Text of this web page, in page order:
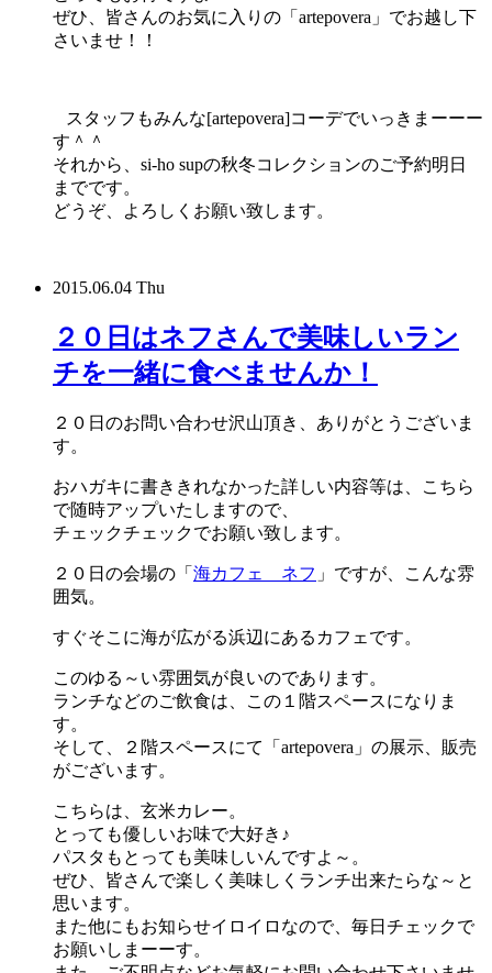
ぜひ、皆さんのお気に入りの「artepovera」でお越し下
さいませ！！
スタッフもみんな[artepovera]コーデでいっきまーーー
す＾＾
それから、si-ho supの秋冬コレクションのご予約明日
までです。
どうぞ、よろしくお願い致します。
2015.06.04 Thu
２０日はネフさんで美味しいラン
チを一緒に食べませんか！
２０日のお問い合わせ沢山頂き、ありがとうございま
す。
おハガキに書ききれなかった詳しい内容等は、こちら
で随時アップいたしますので、
チェックチェックでお願い致します。
２０日の会場の「 海カフェ ネフ 」ですが、こんな雰
囲気。
すぐそこに海が広がる浜辺にあるカフェです。
このゆる～い雰囲気が良いのであります。
ランチなどのご飲食は、この１階スペースになりま
す。
そして、２階スペースにて「artepovera」の展示、販売
がございます。
こちらは、玄米カレー。
とっても優しいお味で大好き♪
パスタもとっても美味しいんですよ～。
ぜひ、皆さんで楽しく美味しくランチ出来たらな～と
思います。
また他にもお知らせイロイロなので、毎日チェックで
お願いしまーーす。